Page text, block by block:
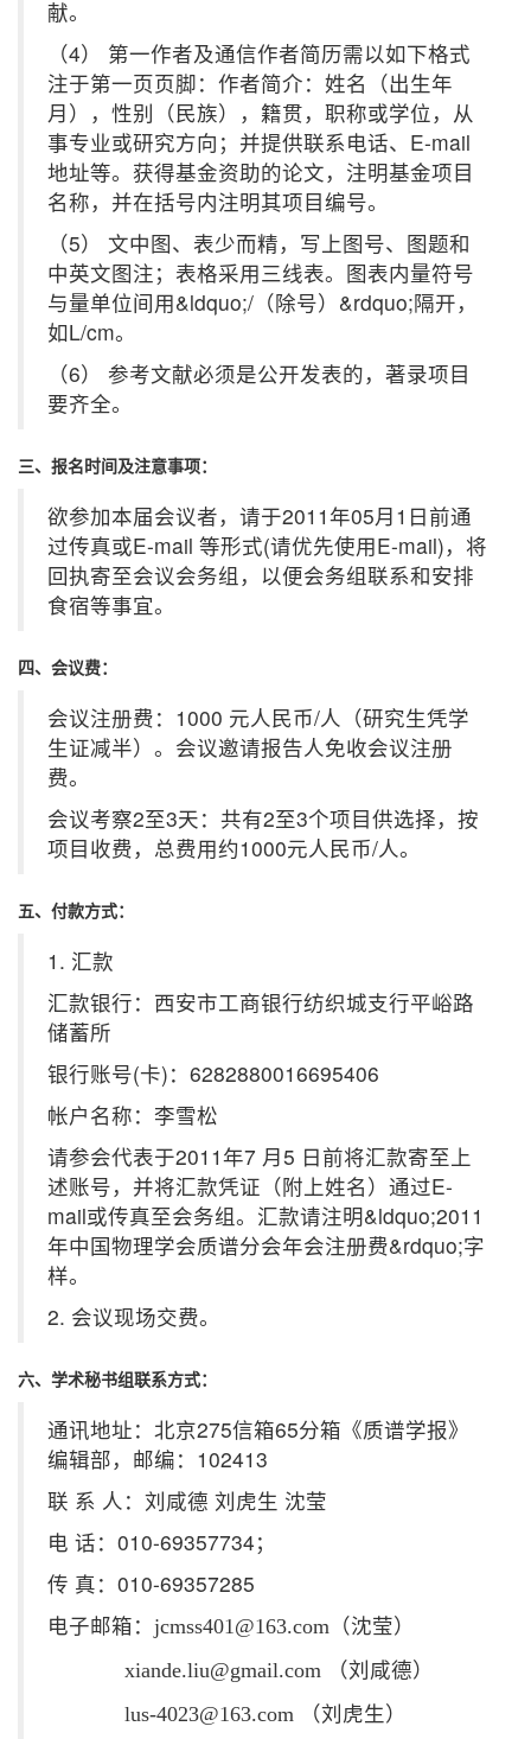
献。
（4） 第一作者及通信作者简历需以如下格式
注于第一页页脚：作者简介：姓名（出生年
月），性别（民族），籍贯，职称或学位，从
事专业或研究方向；并提供联系电话、E-mail
地址等。获得基金资助的论文，注明基金项目
名称，并在括号内注明其项目编号。
（5） 文中图、表少而精，写上图号、图题和
中英文图注；表格采用三线表。图表内量符号
与量单位间用&ldquo;/（除号）&rdquo;隔开，
如L/cm。
（6） 参考文献必须是公开发表的，著录项目
要齐全。
三、报名时间及注意事项：
欲参加本届会议者，请于2011年05月1日前通
过传真或E-mail 等形式(请优先使用E-mail)，将
回执寄至会议会务组，以便会务组联系和安排
食宿等事宜。
四、会议费：
会议注册费：1000 元人民币/人（研究生凭学
生证减半）。会议邀请报告人免收会议注册
费。
会议考察2至3天：共有2至3个项目供选择，按
项目收费，总费用约1000元人民币/人。
五、付款方式：
1. 汇款
汇款银行：西安市工商银行纺织城支行平峪路
储蓄所
银行账号(卡)：6282880016695406
帐户名称：李雪松
请参会代表于2011年7 月5 日前将汇款寄至上
述账号，并将汇款凭证（附上姓名）通过E-
mail或传真至会务组。汇款请注明&ldquo;2011
年中国物理学会质谱分会年会注册费&rdquo;字
样。
2. 会议现场交费。
六、学术秘书组联系方式：
通讯地址：北京275信箱65分箱《质谱学报》
编辑部，邮编：102413
联 系 人：刘咸德 刘虎生 沈莹
电 话：010-69357734；
传 真：010-69357285
电子邮箱： jcmss401@163.com （沈莹）
xiande.liu@gmail.com （刘咸德）
lus-4023@163.com （刘虎生）